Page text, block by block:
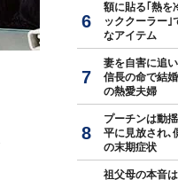
額に貼る｢熱を
ッククーラー
なアイテム
妻を自害に追
信長の命で結
の熱愛夫婦
プーチンは動
平に見放され､
の末期症状
祖父母の本音